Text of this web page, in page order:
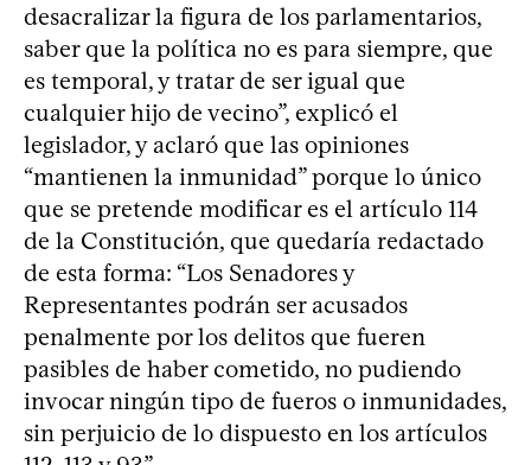
desacralizar la figura de los parlamentarios,
saber que la política no es para siempre, que
es temporal, y tratar de ser igual que
cualquier hijo de vecino”, explicó el
legislador, y aclaró que las opiniones
“mantienen la inmunidad” porque lo único
que se pretende modificar es el artículo 114
de la Constitución, que quedaría redactado
de esta forma: “Los Senadores y
Representantes podrán ser acusados
penalmente por los delitos que fueren
pasibles de haber cometido, no pudiendo
invocar ningún tipo de fueros o inmunidades,
sin perjuicio de lo dispuesto en los artículos